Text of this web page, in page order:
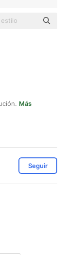
Más
Seguir